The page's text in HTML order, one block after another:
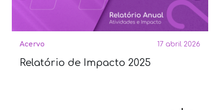
Acervo 17 abril 2026
Relatório de Impacto 2025